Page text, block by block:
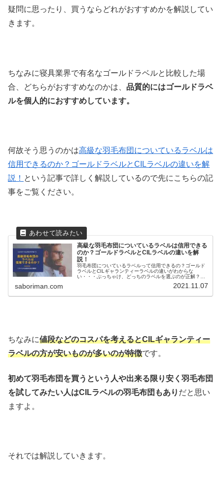
疑問に思ったり、買うならどれがおすすめかを解説してい
きます。
ちなみに寝具業界で有名なゴールドラベルと比較した場
合、どちらがおすすめなのかは、 品質的にはゴールドラベ
ルを個人的におすすめしています。
何故そう思うのかは高級な羽毛布団についているラベルは
信用できるのか？ゴールドラベルとCILラベルの違いを解
説！ という記事で詳しく解説しているので先にこちらの記
事をご覧ください。
高級な羽毛布団についているラベルは信用できる
のか？ゴールドラベルとCILラベルの違いを解
説！
羽毛布団についているラベルって信用できるの？ゴールド
ラベルとCILギャランティーラベルの違いがわからな
い・・・ぶっちゃけ、どっちのラベルを選ぶのが正解？こ
saboriman.com 2021.11.07
ちなみに値段などのコスパを考えるとCILギャランティー
ラベルの方が安いものが多いのが特徴です。
初めて羽毛布団を買うという人や出来る限り安く羽毛布団
を試してみたい人はCILラベルの羽毛布団もあり だと思い
ますよ。
それでは解説していきます。